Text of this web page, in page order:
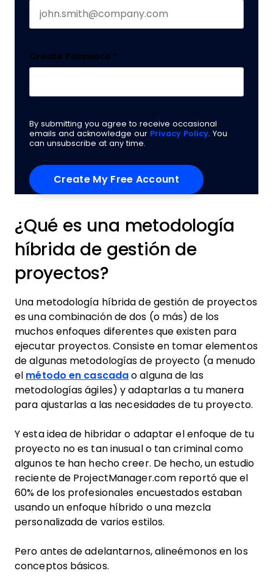
Create Password *
By submitting you agree to receive occasional
emails and acknowledge our Privacy Policy. You
can unsubscribe at any time.
¿Qué es una metodología
híbrida de gestión de
proyectos?
Una metodología híbrida de gestión de proyectos
es una combinación de dos (o más) de los
muchos enfoques diferentes que existen para
ejecutar proyectos. Consiste en tomar elementos
de algunas metodologías de proyecto (a menudo
el método en cascada o alguna de las
metodologías ágiles) y adaptarlas a tu manera
para ajustarlas a las necesidades de tu proyecto.
Y esta idea de hibridar o adaptar el enfoque de tu
proyecto no es tan inusual o tan criminal como
algunos te han hecho creer. De hecho, un estudio
reciente de ProjectManager.com reportó que el
60% de los profesionales encuestados estaban
usando un enfoque híbrido o una mezcla
personalizada de varios estilos.
Pero antes de adelantarnos, alineémonos en los
conceptos básicos.